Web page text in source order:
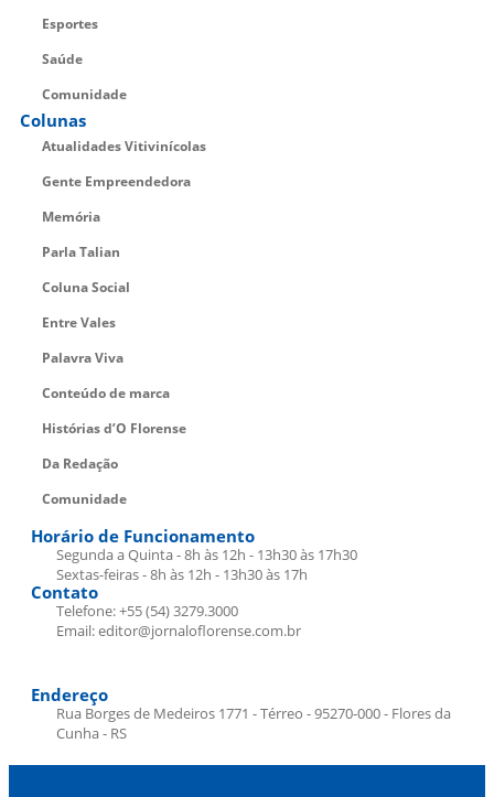
Esportes
Saúde
Comunidade
Colunas
Atualidades Vitivinícolas
Gente Empreendedora
Memória
Parla Talian
Coluna Social
Entre Vales
Palavra Viva
Conteúdo de marca
Histórias d’O Florense
Da Redação
Comunidade
Horário de Funcionamento
Segunda a Quinta - 8h às 12h - 13h30 às 17h30
Sextas-feiras - 8h às 12h - 13h30 às 17h
Contato
Telefone: +55 (54) 3279.3000
Email: editor@jornaloflorense.com.br
Endereço
Rua Borges de Medeiros 1771 - Térreo - 95270-000 - Flores da
Cunha - RS